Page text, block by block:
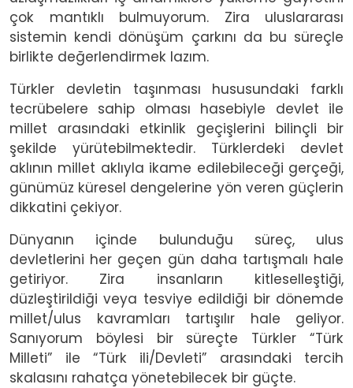
çok mantıklı bulmuyorum. Zira uluslararası
sistemin kendi dönüşüm çarkını da bu süreçle
birlikte değerlendirmek lazım.
Türkler devletin taşınması hususundaki farklı
tecrübelere sahip olması hasebiyle devlet ile
millet arasındaki etkinlik geçişlerini bilinçli bir
şekilde yürütebilmektedir. Türklerdeki devlet
aklının millet aklıyla ikame edilebileceği gerçeği,
günümüz küresel dengelerine yön veren güçlerin
dikkatini çekiyor.
Dünyanın içinde bulunduğu süreç, ulus
devletlerini her geçen gün daha tartışmalı hale
getiriyor. Zira insanların kitleselleştiği,
düzleştirildiği veya tesviye edildiği bir dönemde
millet/ulus kavramları tartışılır hale geliyor.
Sanıyorum böylesi bir süreçte Türkler “Türk
Milleti” ile “Türk ili/Devleti” arasındaki tercih
skalasını rahatça yönetebilecek bir güçte.